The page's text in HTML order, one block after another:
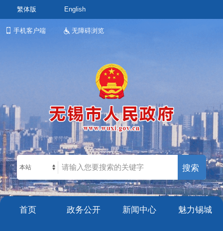
繁体版 English
手机客户端 无障碍浏览
本站
首页 政务公开 新闻中心 魅力锡城